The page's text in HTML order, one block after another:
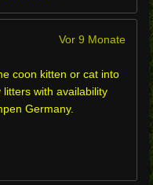
Vor 9 Monate
coon kitten or cat into
with availability
Germany.